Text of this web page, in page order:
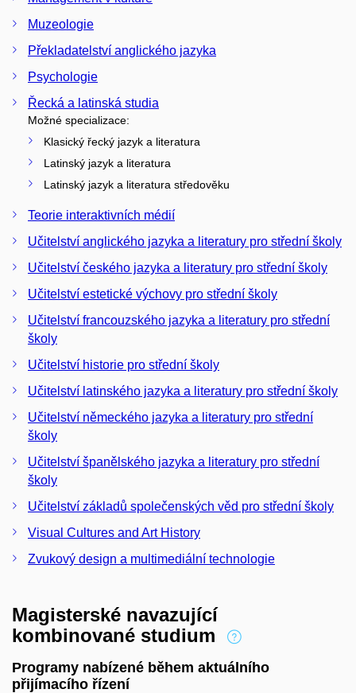
Muzeologie
Překladatelství anglického jazyka
Psychologie
Řecká a latinská studia
Možné specializace:
Klasický řecký jazyk a literatura
Latinský jazyk a literatura
Latinský jazyk a literatura středověku
Teorie interaktivních médií
Učitelství anglického jazyka a literatury pro střední školy
Učitelství českého jazyka a literatury pro střední školy
Učitelství estetické výchovy pro střední školy
Učitelství francouzského jazyka a literatury pro střední
školy
Učitelství historie pro střední školy
Učitelství latinského jazyka a literatury pro střední školy
Učitelství německého jazyka a literatury pro střední
školy
Učitelství španělského jazyka a literatury pro střední
školy
Učitelství základů společenských věd pro střední školy
Visual Cultures and Art History
Zvukový design a multimediální technologie
Magisterské navazující
kombinované studium
Programy nabízené během aktuálního
přijímacího řízení